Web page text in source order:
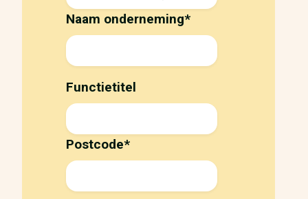
Naam onderneming*
Functietitel
Postcode*